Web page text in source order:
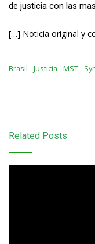
de justicia con las
[…] Noticia original y
Brasil Justicia MST
Related Posts